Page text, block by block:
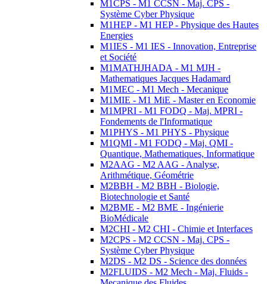
M1CPS - M1 CCSN - Maj. CPS -
Système Cyber Physique
M1HEP - M1 HEP - Physique des Hautes
Energies
M1IES - M1 IES - Innovation, Entreprise
et Société
M1MATHJHADA - M1 MJH -
Mathematiques Jacques Hadamard
M1MEC - M1 Mech - Mecanique
M1MIE - M1 MiE - Master en Economie
M1MPRI - M1 FODQ - Maj. MPRI -
Fondements de l'Informatique
M1PHYS - M1 PHYS - Physique
M1QMI - M1 FODQ - Maj. QMI -
Quantique, Mathematiques, Informatique
M2AAG - M2 AAG - Analyse,
Arithmétique, Géométrie
M2BBH - M2 BBH - Biologie,
Biotechnologie et Santé
M2BME - M2 BME - Ingénierie
BioMédicale
M2CHI - M2 CHI - Chimie et Interfaces
M2CPS - M2 CCSN - Maj. CPS -
Système Cyber Physique
M2DS - M2 DS - Science des données
M2FLUIDS - M2 Mech - Maj. Fluids -